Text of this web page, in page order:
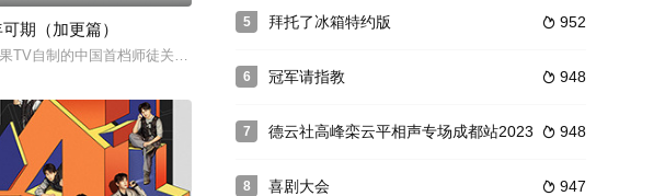
，深度挖掘《乘风2026
节目《遇见天坛》，以天坛为创意主题核心，让更多嘉宾沉浸式参
季10期。首季将由《爸爸当家·慢享季》中热度最高的王永鸿家庭作为“东道主”发起聚会邀请，邀
期（加更篇）
TV自制的中国首档师徒关系探索体验类真人秀《少年可期》于日前启动官宣，并放出了七张个性独特
5  952
拜托了冰箱特约版
6  948
冠军请指教
7  948
德云社高峰栾云平相声专场成都站2023
8  947
喜剧大会